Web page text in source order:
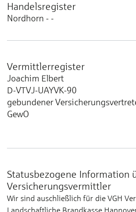
Handelsregister
Nordhorn - -
Vermittlerregister
Joachim Elbert
D-VTVJ-UAYVK-90
gebundener
GewO
Statusbezogene Information
Versicherungsvermittler
Wir sind auschließlich für die VGH
Landschaftliche Brandkasse